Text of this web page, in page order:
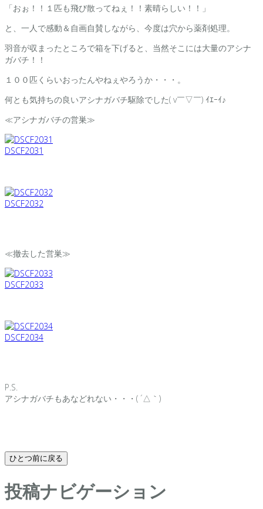
「おぉ！！１匹も飛び散ってねぇ！！素晴らしい！！」
と、一人で感動＆自画自賛しながら、今度は穴から薬剤処理。
羽音が収まったところで箱を下げると、当然そこには大量のアシナ
ガバチ！！
１００匹くらいおったんやねぇやろうか・・・。
何とも気持ちの良いアシナガバチ駆除でした( v￣▽￣) ｲｴｰｲ♪
≪アシナガバチの営巣≫
DSCF2031
DSCF2032
≪撤去した営巣≫
DSCF2033
DSCF2034
P.S.
アシナガバチもあなどれない・・・( ´△｀)
ひとつ前に戻る
投稿ナビゲーション